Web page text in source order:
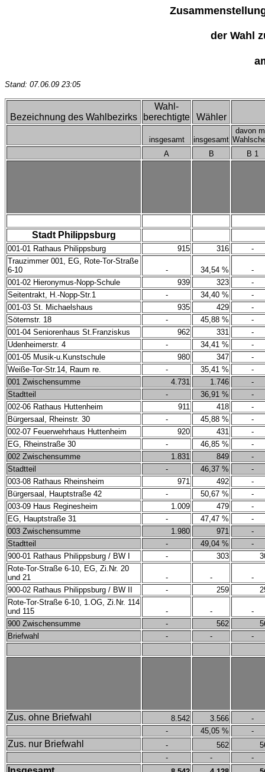
der Wahl
Stand: 07.06.09 23:05
Bezeichnung des Wahlbezirks
Wahl-
berechtigte
Wähler
insgesamt insgesamt
davon
A
B B 1
Stadt Philippsburg
001-01 Rathaus Philippsburg 915 316
-
Trauzimmer 001, EG, Rote-Tor-Straße
6-10
- 34,54 %
-
001-02 Hieronymus-Nopp-Schule
939 323
-
Seitentrakt, H.-Nopp-Str.1
- 34,40 %
-
001-03 St. Michaelshaus
935 429
-
Söternstr. 18
- 45,88 %
-
001-04 Seniorenhaus St.Franziskus
962 331
-
Udenheimerstr. 4
- 34,41 %
-
001-05 Musik-u.Kunstschule
980 347
-
Weiße-Tor-Str.14, Raum re.
- 35,41 %
-
001 Zwischensumme
4.731 1.746
-
Stadtteil
- 36,91 %
-
002-06 Rathaus Huttenheim
911 418
-
Bürgersaal, Rheinstr. 30
- 45,88 %
-
002-07 Feuerwehrhaus Huttenheim
920 431
-
EG, Rheinstraße 30
- 46,85 %
-
002 Zwischensumme
1.831 849
-
Stadtteil
- 46,37 %
-
003-08 Rathaus Rheinsheim
971 492
-
Bürgersaal, Hauptstraße 42
- 50,67 %
-
003-09 Haus Reginesheim
1.009 479
-
EG, Hauptstraße 31
- 47,47 %
-
003 Zwischensumme
1.980 971
-
Stadtteil
- 49,04 %
-
900-01 Rathaus Philippsburg / BW I
- 303
Rote-Tor-Straße 6-10, EG, Zi.Nr. 20
und 21
- -
-
900-02 Rathaus Philippsburg / BW II
- 259
Rote-Tor-Straße 6-10, 1.OG, Zi.Nr. 114
und 115
- -
-
900 Zwischensumme
- 562
Briefwahl
- - -
Zus. ohne Briefwahl 8.542 3.566
-
-
45,05 % -
Zus. nur Briefwahl - 562
-
- -